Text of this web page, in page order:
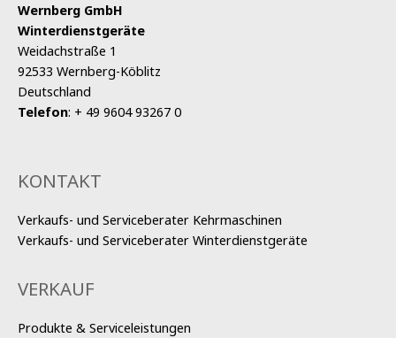
Wernberg GmbH
Winterdienstgeräte
Weidachstraße 1
92533 Wernberg-Köblitz
Deutschland
Telefon: + 49 9604 93267 0
KONTAKT
Verkaufs- und Serviceberater Kehrmaschinen
Verkaufs- und Serviceberater Winterdienstgeräte
VERKAUF
Produkte & Serviceleistungen